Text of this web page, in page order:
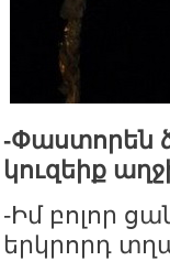
-Փաստորեն
կուզեիք
-Իմ բոլոր
երկրորդ